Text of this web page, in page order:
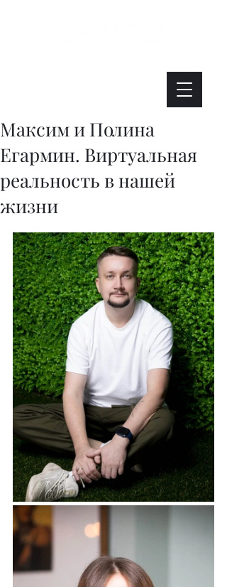
Максим и Полина
Егармин. Виртуальная
реальность в нашей
жизни